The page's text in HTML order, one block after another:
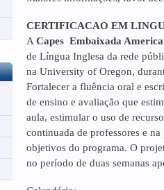
CERTIFICACAO EM
A Capes Embaixada
de Língua Inglesa da rede
na University of Oregon,
Fortalecer a fluência oral e
de ensino e avaliação que
aula, estimular o uso de
continuada de professores e
objetivos do programa. O
no período de duas semanas